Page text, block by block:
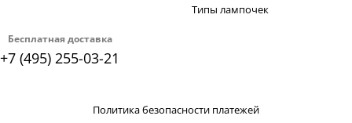
Бесплатная доставка
+7 (495) 255-03-21
Типы лампочек
Политика безопасности платежей